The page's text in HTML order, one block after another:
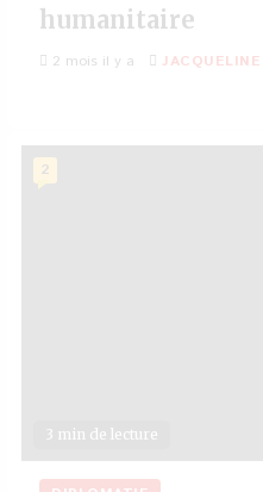
humanitaire
2 mois il y a
3 min de lecture
2